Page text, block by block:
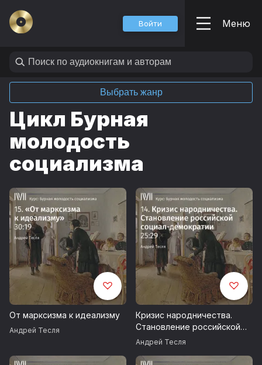
Войти Меню
Выбрать жанр
Цикл Бурная
молодость
социализма
От марксизма к идеализму
Андрей Тесля
Кризис народничества.
Становление российской
социал-демократии
Андрей Тесля